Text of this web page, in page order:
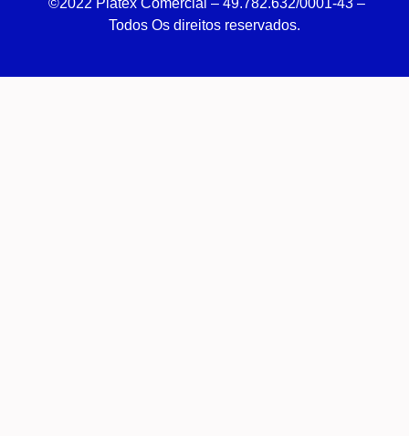
©2022 Platex Comercial – 49.782.632/0001-43 –
Todos Os direitos reservados.